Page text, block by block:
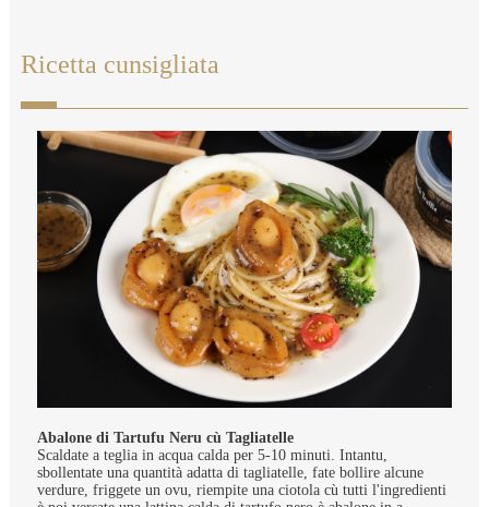
Ricetta cunsigliata
Abalone di Tartufu Neru cù Tagliatelle
Scaldate a teglia in acqua calda per 5-10 minuti. Intantu,
sbollentate una quantità adatta di tagliatelle, fate bollire alcune
verdure, friggete un ovu, riempite una ciotola cù tutti l'ingredienti